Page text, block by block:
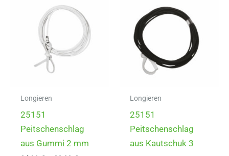
Longieren
25151
Peitschenschlag
aus Gummi 2 mm
Longieren
25151
Peitschenschlag
aus Kautschuk 3